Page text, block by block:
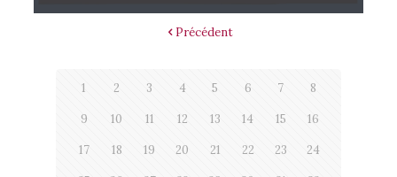
Précédent
1 2 3 4 5 6 7 8
9 10 11 12 13 14 15 16
17 18 19 20 21 22 23 24